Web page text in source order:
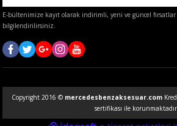
E-bültenimize kayıt olarak indirimli, yeni ve güncel fırsatlar
bilgilendirilirsiniz.
Copyright 2016 © mercedesbenzaksesuar.com
sertifikası ile